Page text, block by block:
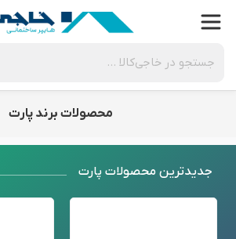
محصولات برند پارت
جدید‌ترین محصولات پارت